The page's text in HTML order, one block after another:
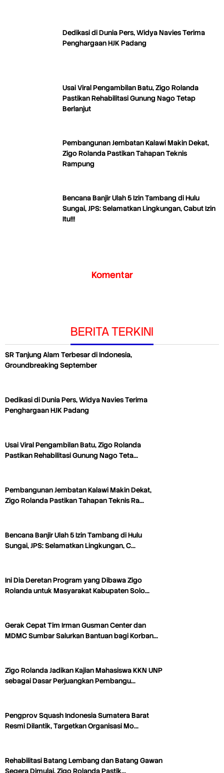
Dedikasi di Dunia Pers, Widya Navies Terima
Penghargaan HJK Padang
Usai Viral Pengambilan Batu, Zigo Rolanda
Pastikan Rehabilitasi Gunung Nago Tetap
Berlanjut
Pembangunan Jembatan Kalawi Makin Dekat,
Zigo Rolanda Pastikan Tahapan Teknis
Rampung
Bencana Banjir Ulah 5 Izin Tambang di Hulu
Sungai, JPS: Selamatkan Lingkungan, Cabut Izin
Itu!!!
Komentar
BERITA TERKINI
SR Tanjung Alam Terbesar di Indonesia,
Groundbreaking September
Dedikasi di Dunia Pers, Widya Navies Terima
Penghargaan HJK Padang
Usai Viral Pengambilan Batu, Zigo Rolanda
Pastikan Rehabilitasi Gunung Nago Teta…
Pembangunan Jembatan Kalawi Makin Dekat,
Zigo Rolanda Pastikan Tahapan Teknis Ra…
Bencana Banjir Ulah 5 Izin Tambang di Hulu
Sungai, JPS: Selamatkan Lingkungan, C…
Ini Dia Deretan Program yang Dibawa Zigo
Rolanda untuk Masyarakat Kabupaten Solo…
Gerak Cepat Tim Irman Gusman Center dan
MDMC Sumbar Salurkan Bantuan bagi Korban…
Zigo Rolanda Jadikan Kajian Mahasiswa KKN UNP
sebagai Dasar Perjuangkan Pembangu…
Pengprov Squash Indonesia Sumatera Barat
Resmi Dilantik, Targetkan Organisasi Mo…
Rehabilitasi Batang Lembang dan Batang Gawan